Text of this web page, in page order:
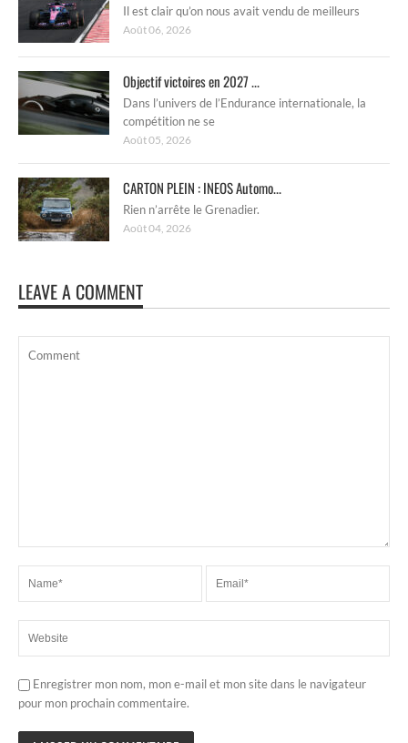
Il est clair qu’on nous avait vendu de meilleurs
Août 06, 2026
Objectif victoires en 2027 ...
Dans l’univers de l’Endurance internationale, la
compétition ne se
Août 05, 2026
CARTON PLEIN : INEOS Automo...
Rien n’arrête le Grenadier.
Août 04, 2026
LEAVE A COMMENT
Enregistrer mon nom, mon e-mail et mon site dans le navigateur
pour mon prochain commentaire.